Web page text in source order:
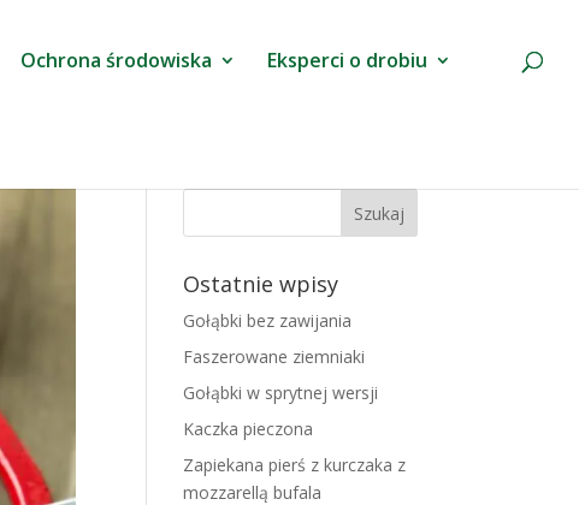
Ochrona środowiska Eksperci o drobiu
Ostatnie wpisy
Gołąbki bez zawijania
Faszerowane ziemniaki
Gołąbki w sprytnej wersji
Kaczka pieczona
Zapiekana pierś z kurczaka z
mozzarellą bufala